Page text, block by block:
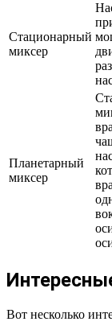
Стационарный
миксер
Планетарный
миксер
Вот несколько